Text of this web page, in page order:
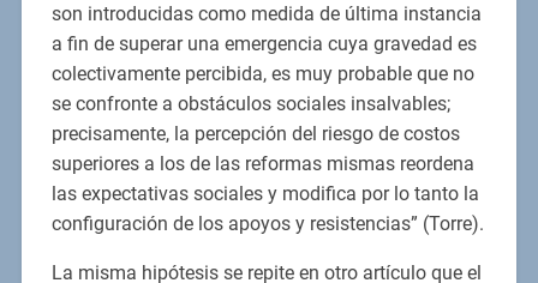
son introducidas como medida de última instancia
a fin de superar una emergencia cuya gravedad es
colectivamente percibida, es muy probable que no
se confronte a obstáculos sociales insalvables;
precisamente, la percepción del riesgo de costos
superiores a los de las reformas mismas reordena
las expectativas sociales y modifica por lo tanto la
configuración de los apoyos y resistencias” (Torre).
La misma hipótesis se repite en otro artículo que el